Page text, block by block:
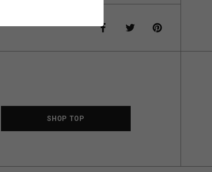
SHOP TOP